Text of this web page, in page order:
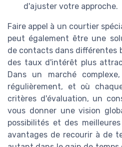
d'ajuster votre approche.
Faire appel à un courtier
peut également être une
de contacts dans différentes
des taux d'intérêt plus
Dans un marché
régulièrement, et où
critères d'évaluation, un
vous donner une vision
possibilités et des
avantages de recourir à de